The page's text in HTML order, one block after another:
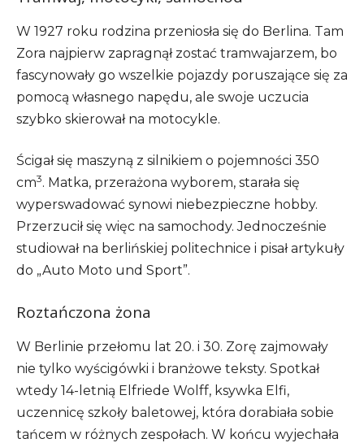
W 1927 roku rodzina przeniosła się do Berlina. Tam
Zora najpierw zapragnął zostać tramwajarzem, bo
fascynowały go wszelkie pojazdy poruszające się za
pomocą własnego napędu, ale swoje uczucia
szybko skierował na motocykle.
Ścigał się maszyną z silnikiem o pojemności 350
cm3. Matka, przerażona wyborem, starała się
wyperswadować synowi niebezpieczne hobby.
Przerzucił się więc na samochody. Jednocześnie
studiował na berlińskiej politechnice i pisał artykuły
do „Auto Moto und Sport”.
Roztańczona żona
W Berlinie przełomu lat 20. i 30. Zorę zajmowały
nie tylko wyścigówki i branżowe teksty. Spotkał
wtedy 14-letnią Elfriede Wolff, ksywka Elfi,
uczennicę szkoły baletowej, która dorabiała sobie
tańcem w różnych zespołach. W końcu wyjechała